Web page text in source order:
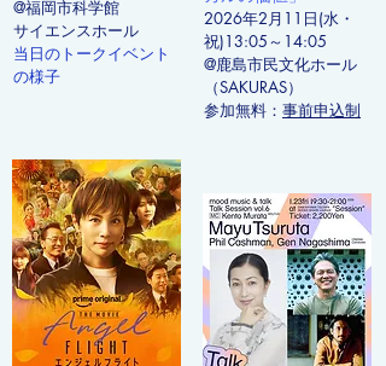
@福岡市科学館
サイエンスホール
当日のトークイベント
の様子
2026年2月11日(水・
祝)13:05～14:05
@鹿島市民文化ホール
（SAKURAS）
​参加無料： 事前申込制